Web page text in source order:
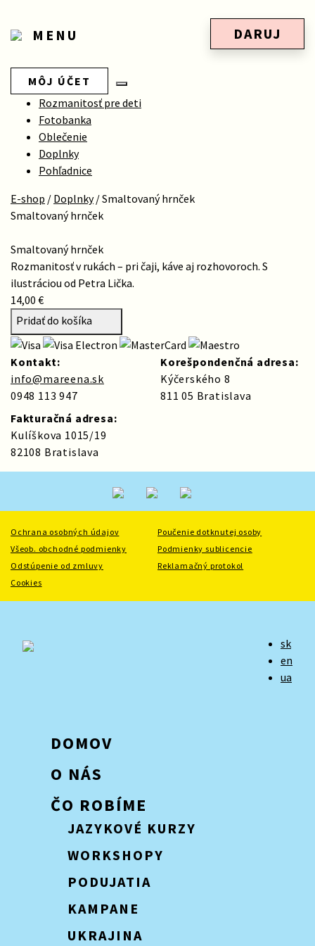
MENU DARUJ
MÔJ ÚČET
Rozmanitosť pre deti
Fotobanka
Oblečenie
Doplnky
Pohľadnice
E-shop / Doplnky/Smaltovaný hrnček
Smaltovaný hrnček
Smaltovaný hrnček
Rozmanitosť v rukách – pri čaji, káve aj rozhovoroch. S
ilustráciou od Petra Lička.
14,00 €
Pridať do košíka
Kontakt:
info@mareena.sk
0948 113 947
Korešpondenčná adresa:
Kýčerského 8
811 05 Bratislava
Fakturačná adresa:
Kulíškova 1015/19
82108 Bratislava
Ochrana osobných údajov
Poučenie dotknutej osoby
Všeob. obchodné podmienky
Podmienky sublicencie
Odstúpenie od zmluvy
Reklamačný protokol
Cookies
sk
en
ua
DOMOV
O NÁS
ČO ROBÍME
JAZYKOVÉ KURZY
WORKSHOPY
PODUJATIA
KAMPANE
UKRAJINA